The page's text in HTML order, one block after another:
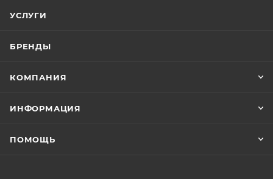
УСЛУГИ
БРЕНДЫ
КОМПАНИЯ
ИНФОРМАЦИЯ
ПОМОЩЬ